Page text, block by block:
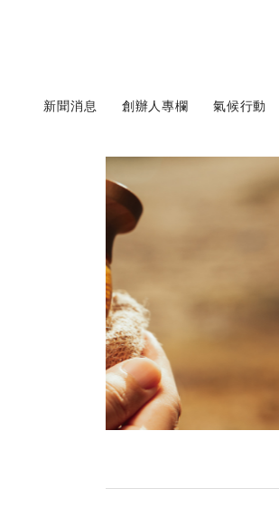
新聞消息 創辦人專欄 氣候行動